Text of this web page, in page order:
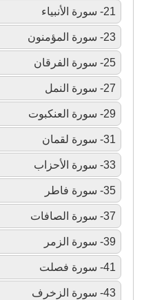
21- سورة الأنبياء
23- سورة المؤمنون
25- سورة الفرقان
27- سورة النمل
29- سورة العنكبوت
31- سورة لقمان
33- سورة الأحزاب
35- سورة فاطر
37- سورة الصافات
39- سورة الزمر
41- سورة فصلت
43- سورة الزخرف